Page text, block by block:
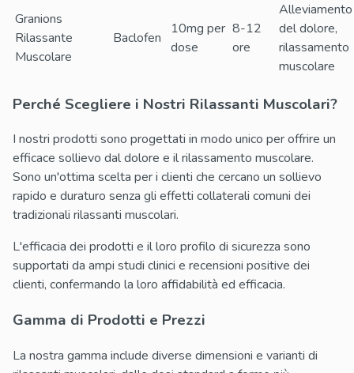
Granions
Rilassante
Muscolare
Baclofen
10mg per
dose
8-12
ore
Alleviamento
del dolore,
rilassamento
muscolare
Perché Scegliere i Nostri Rilassanti Muscolari?
I nostri prodotti sono progettati in modo unico per offrire un
efficace sollievo dal dolore e il rilassamento muscolare.
Sono un'ottima scelta per i clienti che cercano un sollievo
rapido e duraturo senza gli effetti collaterali comuni dei
tradizionali rilassanti muscolari.
L'efficacia dei prodotti e il loro profilo di sicurezza sono
supportati da ampi studi clinici e recensioni positive dei
clienti, confermando la loro affidabilità ed efficacia.
Gamma di Prodotti e Prezzi
La nostra gamma include diverse dimensioni e varianti di